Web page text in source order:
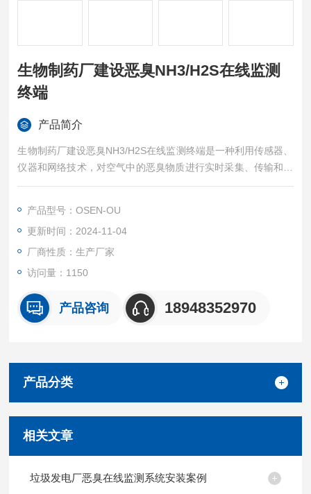
生物制药厂建设恶臭NH3/H2S在线监测
终端
产品简介
生物制药厂建设恶臭NH3/H2S在线监测终端是一种利用传感器、
仪器和网络技术，对空气中的恶臭物质进行实时采集、传输和分
析的系统。它的发展历程与环境问题的日益凸显以及科技的不断
产品型号：OSEN-OU
更新时间：2024-11-04
厂商性质：生产厂家
访问量：1150
产品咨询 18948352970
产品分类
相关文章
垃圾发电厂恶臭在线监测系统安装案例